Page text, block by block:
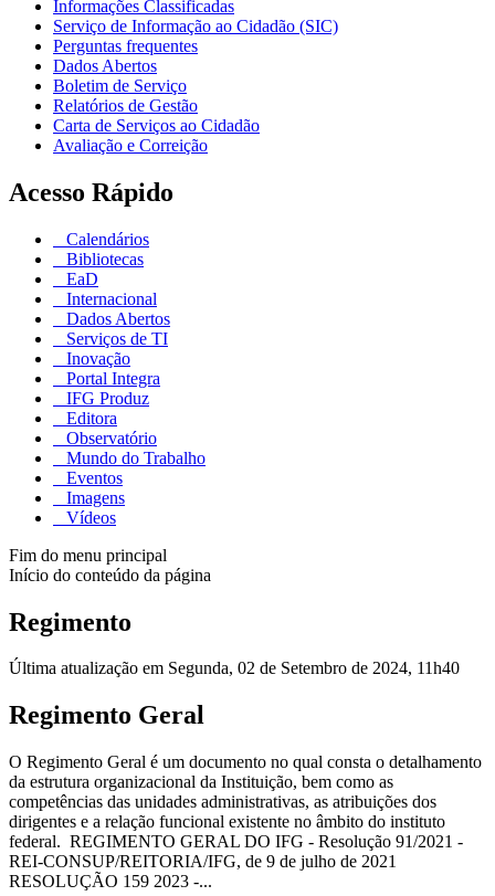
Informações Classificadas
Serviço de Informação ao Cidadão (SIC)
Perguntas frequentes
Dados Abertos
Boletim de Serviço
Relatórios de Gestão
Carta de Serviços ao Cidadão
Avaliação e Correição
Acesso Rápido
Calendários
Bibliotecas
EaD
Internacional
Dados Abertos
Serviços de TI
Inovação
Portal Integra
IFG Produz
Editora
Observatório
Mundo do Trabalho
Eventos
Imagens
Vídeos
Fim do menu principal
Início do conteúdo da página
Regimento
Última atualização em Segunda, 02 de Setembro de 2024, 11h40
Regimento Geral
O Regimento Geral é um documento no qual consta o detalhamento
da estrutura organizacional da Instituição, bem como as
competências das unidades administrativas, as atribuições dos
dirigentes e a relação funcional existente no âmbito do instituto
federal. REGIMENTO GERAL DO IFG - Resolução 91/2021 -
REI-CONSUP/REITORIA/IFG, de 9 de julho de 2021
RESOLUÇÃO 159 2023 -...